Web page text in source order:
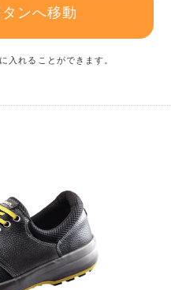
ンへ移動
入れることができます。